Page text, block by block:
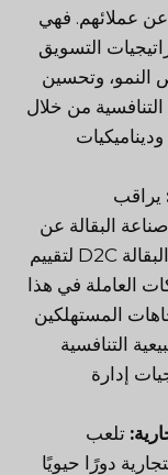
عن عملائهم. فهي
التسويق
النمو، وتحسين
من خلال
يراقب
البقالة عن
كثب ويعتمدون على أبحاث سوق البقالة D2C لتقييم
العاملة في هذا
المستهلكين
التنافسية
إدارة
تلعب
دورًا حيويًا